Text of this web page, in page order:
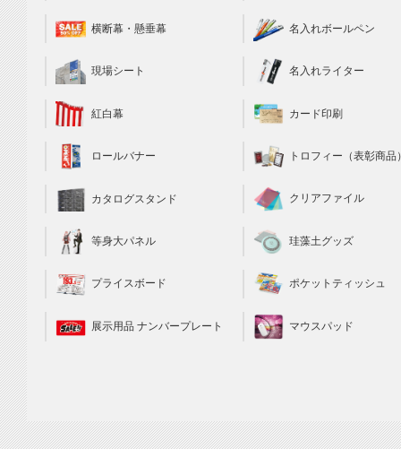
横断幕・懸垂幕
現場シート
紅白幕
ロールバナー
カタログスタンド
等身大パネル
プライスボード
展示用品 ナンバープレート
名入れボールペン
名入れライター
カード印刷
トロフィー（表彰商品
クリアファイル
珪藻土グッズ
ポケットティッシュ
マウスパッド